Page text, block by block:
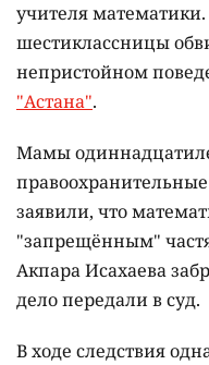
учителя математики.
шестиклассницы
непристойном
"Астана".
Мамы
заявили, что
"запрещённым"
Акпара Исахаева
дело передали в суд.
В ходе следствия